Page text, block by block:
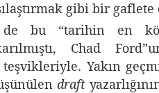
gibi bir
de bu “tarihin en
Chad
teşvikleriyle. Yakın
draft